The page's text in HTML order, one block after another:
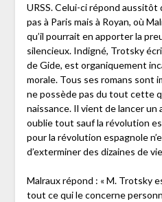
URSS. Celui-ci répond aussitôt
pas à Paris mais à Royan, où
qu’il pourrait en apporter la
silencieux. Indigné, Trotsky
de Gide, est organiquement
morale. Tous ses romans sont
ne possède pas du tout cette
naissance. Il vient de lancer un
oublie tout sauf la révolution
pour la révolution espagnole
d’exterminer des dizaines de
Malraux répond : « M. Trotsky
tout ce qui le concerne